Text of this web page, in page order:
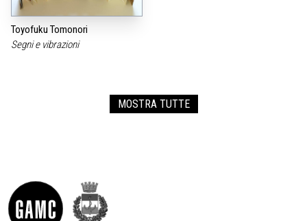
Toyofuku Tomonori
Segni e vibrazioni
MOSTRA TUTTE